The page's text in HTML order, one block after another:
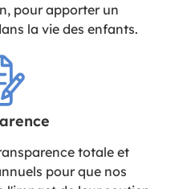
pour apporter un
la vie des enfants.
totale et
pour que nos